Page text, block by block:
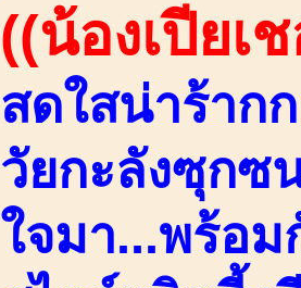
((น้องเปียเ
สดใสน่าร้าก
วัยกะลังซุกซ
ใจมา...พร้อ